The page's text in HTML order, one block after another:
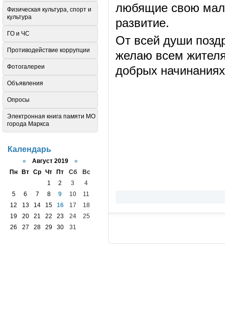
любящие свою
развитие.
От всей души
желаю всем
добрых
Физическая культура, спорт и
культура
ГО и ЧС
Противодействие коррупции
Фотогалереи
Объявления
Опросы
Электронная книга памяти МО
города Маркса
Календарь
« Август 2019 »
Пн
Вт Ср Чт Пт Сб
Вс
1
2 3
4
5
6 7 8 9 10
11
12
13 14 15 16 17
18
19
20 21 22 23 24
25
26
27 28 29 30 31